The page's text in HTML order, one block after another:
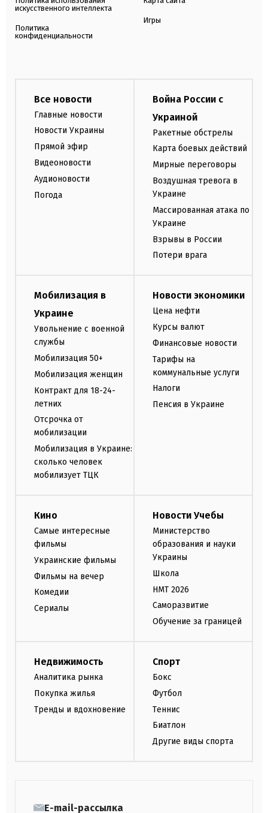
искусственного интеллекта
Политика
конфиденциальности
Игры
Все новости
Главные новости
Новости Украины
Прямой эфир
Видеоновости
Аудионовости
Погода
Война России с
Украиной
Ракетные обстрелы
Карта боевых действий
Мирные переговоры
Воздушная тревога в
Украине
Массированная атака по
Украине
Взрывы в России
Потери врага
Мобилизация в
Украине
Увольнение с военной
службы
Мобилизация 50+
Мобилизация женщин
Контракт для 18-24-
летних
Отсрочка от
мобилизации
Мобилизация в Украине:
сколько человек
мобилизует ТЦК
Новости экономики
Цена нефти
Курсы валют
Финансовые новости
Тарифы на
коммунальные услуги
Налоги
Пенсия в Украине
Кино
Самые интересные
фильмы
Украинские фильмы
Фильмы на вечер
Комедии
Сериалы
Новости Учебы
Министерство
образования и науки
Украины
Школа
НМТ 2026
Саморазвитие
Обучение за границей
Недвижимость
Аналитика рынка
Покупка жилья
Тренды и вдохновение
Спорт
Бокс
Футбол
Теннис
Биатлон
Другие виды спорта
E-mail-рассылка